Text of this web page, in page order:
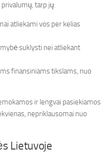
tarp jų:
atliekami vos per kelias
suklysti nei atliekant
finansiniams tikslams, nuo
ir lengvai pasiekiamos
nepriklausomai nuo
Lietuvoje